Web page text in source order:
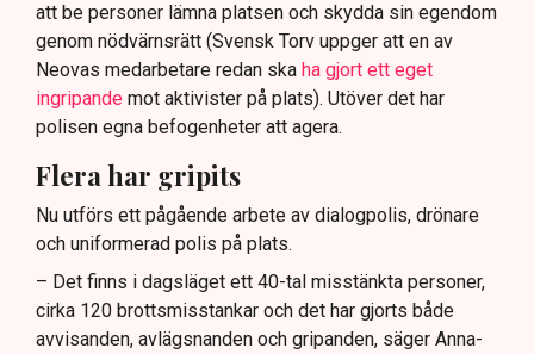
att be personer lämna platsen och skydda sin egendom
genom nödvärnsrätt (Svensk Torv uppger att en av
Neovas medarbetare redan ska ha gjort ett eget
ingripande mot aktivister på plats). Utöver det har
polisen egna befogenheter att agera.
Flera har gripits
Nu utförs ett pågående arbete av dialogpolis, drönare
och uniformerad polis på plats.
– Det finns i dagsläget ett 40-tal misstänkta personer,
cirka 120 brottsmisstankar och det har gjorts både
avvisanden, avlägsnanden och gripanden, säger Anna-